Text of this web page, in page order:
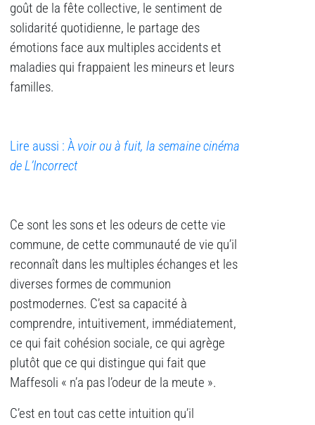
goût de la fête collective, le sentiment de
solidarité quotidienne, le partage des
émotions face aux multiples accidents et
maladies qui frappaient les mineurs et leurs
familles.
Lire aussi : À voir ou à fuit, la semaine cinéma
de L’Incorrect
Ce sont les sons et les odeurs de cette vie
commune, de cette communauté de vie qu’il
reconnaît dans les multiples échanges et les
diverses formes de communion
postmodernes. C’est sa capacité à
comprendre, intuitivement, immédiatement,
ce qui fait cohésion sociale, ce qui agrège
plutôt que ce qui distingue qui fait que
Maffesoli « n’a pas l’odeur de la meute ».
C’est en tout cas cette intuition qu’il